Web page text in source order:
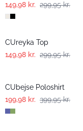
149,98 kr. 299,95 kr.
-50%
CUreyka Top
149,98 kr. 299,95 kr.
CUbejse Poloshirt
199,98 kr. 399,95 kr.
-50%